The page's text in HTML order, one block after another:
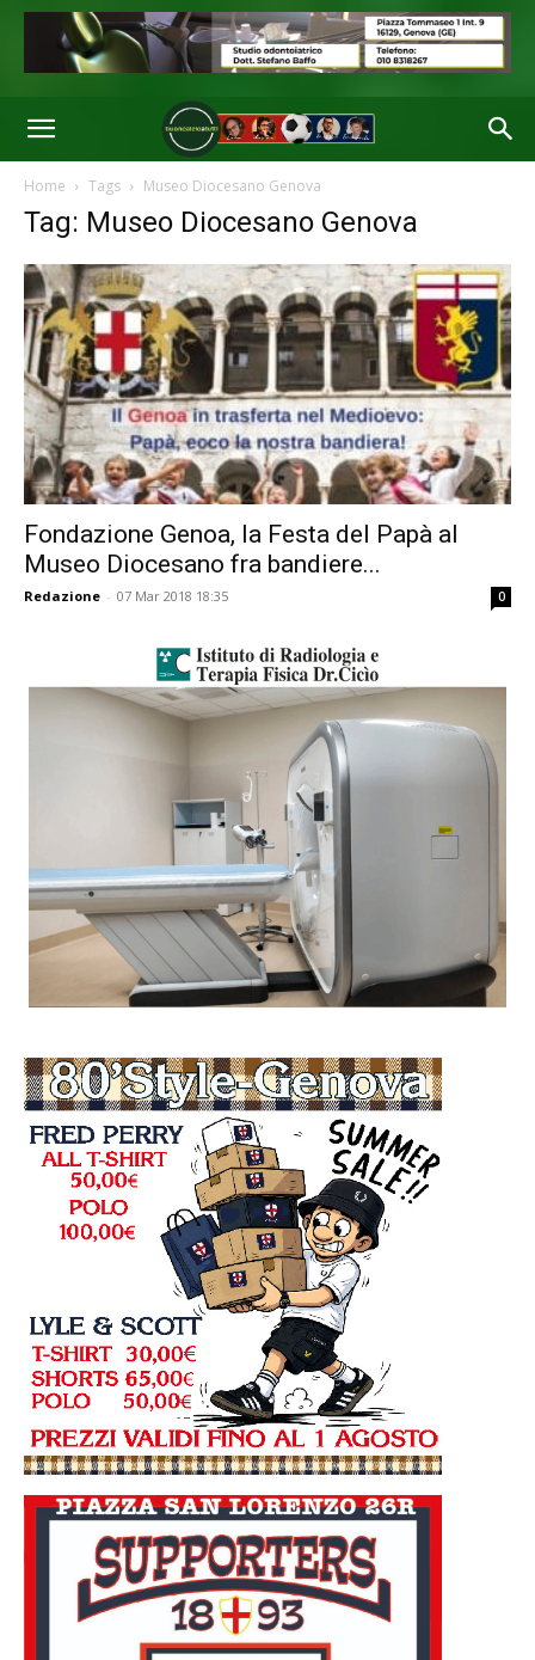
Home Tags Museo Diocesano Genova
Tag: Museo Diocesano Genova
Fondazione Genoa, la Festa del Papà al
Museo Diocesano fra bandiere...
Redazione - 07 Mar 2018 18:35 0